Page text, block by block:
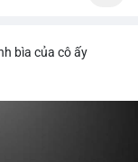
bìa của cô ấy